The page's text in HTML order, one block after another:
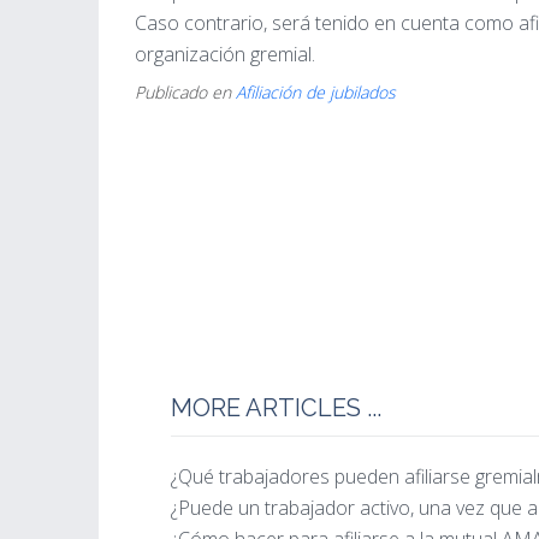
Caso contrario, será tenido en cuenta como
organización gremial.
Publicado enAfiliación de jubilados
MORE ARTICLES ...
¿Qué trabajadores pueden afiliarse
¿Puede un trabajador activo, una vez que